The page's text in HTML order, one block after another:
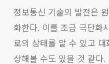
정보통신 기술의 발전은
화한다. 이를 조금 극단화
로의 상태를 알 수 있고
상해볼 수도 있을 것 같다